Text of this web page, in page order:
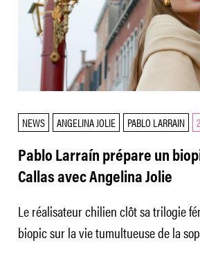
NEWS ANGELINA JOLIE PABLO LARRAIN
Pablo Larraín prépare un
Callas avec Angelina Jolie
Le réalisateur chilien clôt sa trilogie
biopic sur la vie tumultueuse de la